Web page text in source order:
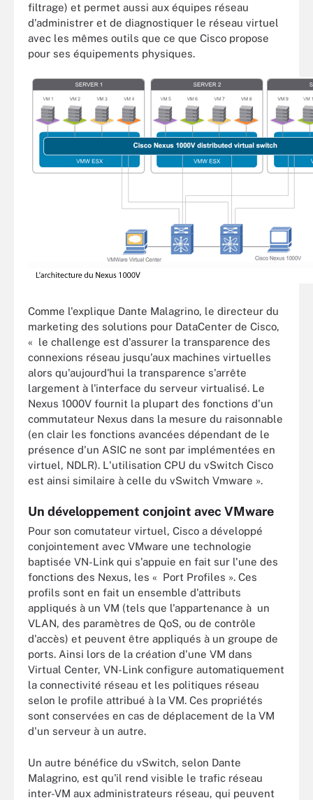
filtrage) et permet aussi aux équipes réseau
d'administrer et de diagnostiquer le réseau virtuel
avec les mêmes outils que ce que Cisco propose
pour ses équipements physiques.
Comme l'explique Dante Malagrino, le directeur du
marketing des solutions pour DataCenter de Cisco,
« le challenge est d'assurer la transparence des
connexions réseau jusqu'aux machines virtuelles
alors qu'aujourd'hui la transparence s'arrête
largement à l'interface du serveur virtualisé. Le
Nexus 1000V fournit la plupart des fonctions d'un
commutateur Nexus dans la mesure du raisonnable
(en clair les fonctions avancées dépendant de le
présence d'un ASIC ne sont par implémentées en
virtuel, NDLR). L'utilisation CPU du vSwitch Cisco
est ainsi similaire à celle du vSwitch Vmware ».
Un développement conjoint avec VMware
Pour son comutateur virtuel, Cisco a développé
conjointement avec VMware une technologie
baptisée VN-Link qui s'appuie en fait sur l'une des
fonctions des Nexus, les « Port Profiles ». Ces
profils sont en fait un ensemble d'attributs
appliqués à un VM (tels que l'appartenance à un
VLAN, des paramètres de QoS, ou de contrôle
d'accès) et peuvent être appliqués à un groupe de
ports. Ainsi lors de la création d'une VM dans
Virtual Center, VN-Link configure automatiquement
la connectivité réseau et les politiques réseau
selon le profile attribué à la VM. Ces propriétés
sont conservées en cas de déplacement de la VM
d'un serveur à un autre.
Un autre bénéfice du vSwitch, selon Dante
Malagrino, est qu'il rend visible le trafic réseau
inter-VM aux administrateurs réseau, qui peuvent